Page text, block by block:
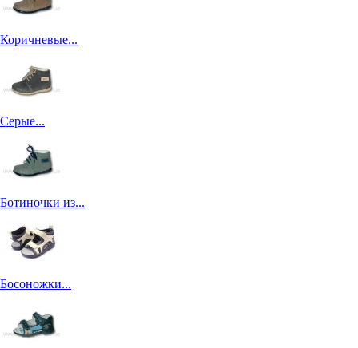
Коричневые...
Серые...
Ботиночки из...
Босоножки...